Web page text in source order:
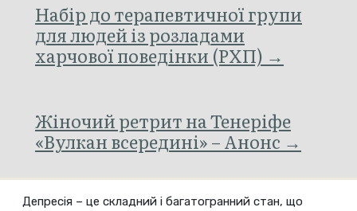
Набір до терапевтичної групи
для людей із розладами
харчової поведінки (РХП) →
Жіночий ретрит на Тенеріфе
«Вулкан всередині» – Анонс →
Депресія – це складний і багатогранний стан, що